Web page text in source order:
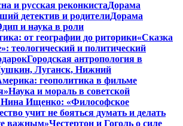
и русская реконкистаДорама
детектив и родителиДорама
и наука в роли
от географии до риторики«Сказка
теологический и политический
Городская антропология в
Луганск, Нижний
геополитика в фильме
Наука и мораль в советской
Ищенко: «Философское
учит не бояться думать и делать
важным»Честертон и Гоголь о силе